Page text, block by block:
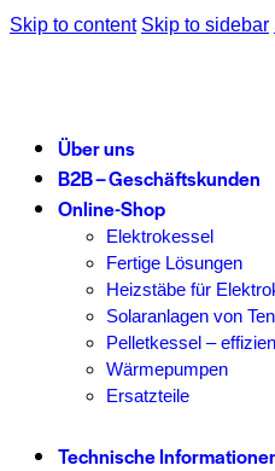
Skip to content Skip to sidebar
Über uns
B2B – Geschäftskunden
Online-Shop
Elektrokessel
Fertige Lösungen
Heizstäbe für
Solaranlagen von
Pelletkessel –
Wärmepumpen
Ersatzteile
Technische